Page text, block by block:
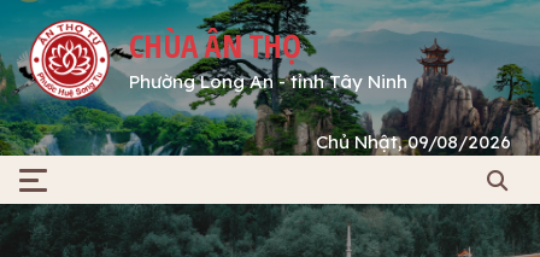
CHÙA ÂN THỌ
Phường Long An - tỉnh Tây Ninh
Chủ Nhật, 09/08/2026